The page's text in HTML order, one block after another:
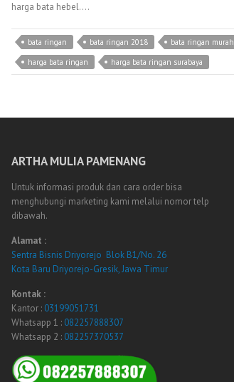
harga bata hebel.…
bata ringan bata ringan 2018 bata ringan murah
harga bata ringan
harga bata ringan surabaya
ARTHA MULIA PAMENANG
Untuk informasi produk dan cara order bisa
menghubungi marketing kami melalui nomor telp
dibawah.
Alamat :
Sentra Bisnis Driyorejo Blok B1/No. 26
Kota Baru Driyorejo-Gresik, Jawa Timur
Kontak :
Kantor : 03199051731
Whatsapp 1 : 082257888307
Whatsapp 2 : 082257370537